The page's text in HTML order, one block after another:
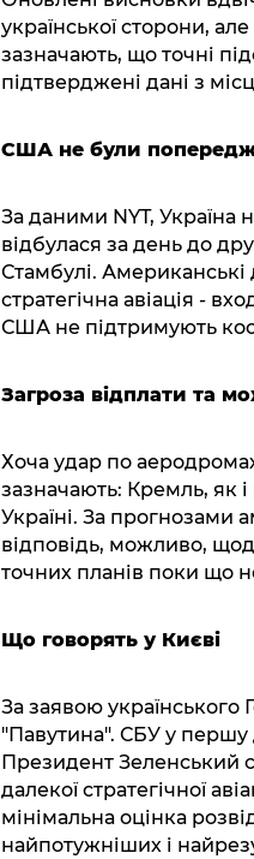
української сторони,
зазначають, що точні
підтверджені дані з
США не були
За даними NYT, Україна
відбулася за день до
Стамбулі.
стратегічна авіація -
США не підтримують
Загроза відплати та
Хоча удар по
зазначають: Кремль, як
Україні. За прогнозами
відповідь, можливо,
точних планів поки що
Що говорять у Києві
За заявою українського
"Павутина". СБУ у
Президент Зеленський
далекої стратегічної
мінімальна оцінка
найпотужніших і